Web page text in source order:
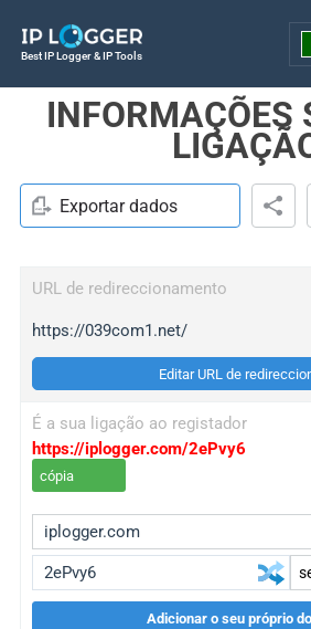
Best IP Logger & IP Tools
INFORMAÇÕES
Exportar dados
URL de redireccionamento
https://039com1.net/
Editar URL de
É a sua ligação ao registador
https://iplogger.com/2ePvy6
cópia
Adicionar o seu próprio